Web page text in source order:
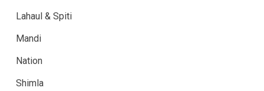
Lahaul & Spiti
Mandi
Nation
Shimla